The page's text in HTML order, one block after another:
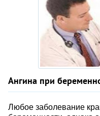
Ангина при
Любое заболевание